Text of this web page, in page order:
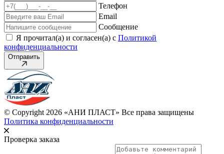
Телефон
Email
Сообщение
Я прочитал(а) и согласен(а) с Политикой
конфиденциальности
Отправить
© Copyright 2026 «АНИ ПЛАСТ» Все права защищены
Политика конфиденциальности
Проверка заказа